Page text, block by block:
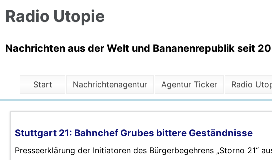
Radio Utopie
Nachrichten aus der Welt und Bananenrepublik seit
Start Nachrichtenagentur Agentur Ticker Radio
Stuttgart 21: Bahnchef Grubes bittere Geständnisse
Presseerklärung der Initiatoren des Bürgerbegehrens „Storno 21“